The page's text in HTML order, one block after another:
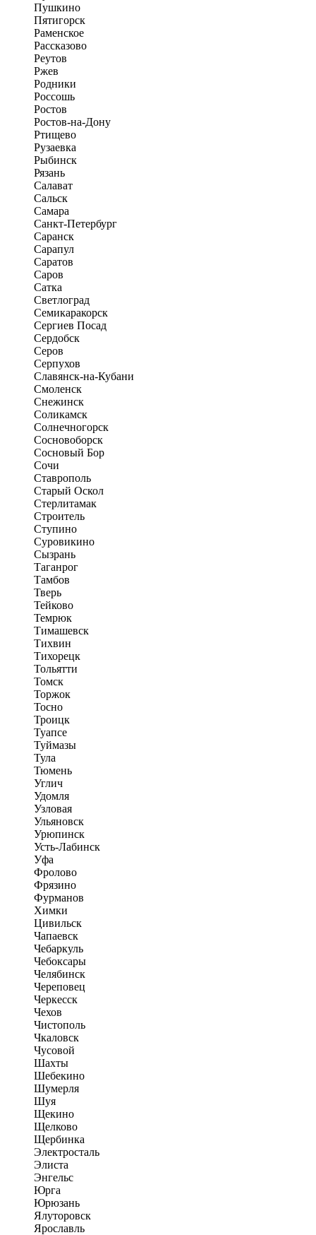
Пушкино
Пятигорск
Раменское
Рассказово
Реутов
Ржев
Родники
Россошь
Ростов
Ростов-на-Дону
Ртищево
Рузаевка
Рыбинск
Рязань
Салават
Сальск
Самара
Санкт-Петербург
Саранск
Сарапул
Саратов
Саров
Сатка
Светлоград
Семикаракорск
Сергиев Посад
Сердобск
Серов
Серпухов
Славянск-на-Кубани
Смоленск
Снежинск
Соликамск
Солнечногорск
Сосновоборск
Сосновый Бор
Сочи
Ставрополь
Старый Оскол
Стерлитамак
Строитель
Ступино
Суровикино
Сызрань
Таганрог
Тамбов
Тверь
Тейково
Темрюк
Тимашевск
Тихвин
Тихорецк
Тольятти
Томск
Торжок
Тосно
Троицк
Туапсе
Туймазы
Тула
Тюмень
Углич
Удомля
Узловая
Ульяновск
Урюпинск
Усть-Лабинск
Уфа
Фролово
Фрязино
Фурманов
Химки
Цивильск
Чапаевск
Чебаркуль
Чебоксары
Челябинск
Череповец
Черкесск
Чехов
Чистополь
Чкаловск
Чусовой
Шахты
Шебекино
Шумерля
Шуя
Щекино
Щелково
Щербинка
Электросталь
Элиста
Энгельс
Юрга
Юрюзань
Ялуторовск
Ярославль